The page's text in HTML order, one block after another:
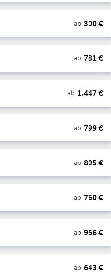
ab 300€
ab 781 €
ab 1.447 €
ab 799€
ab 805 €
ab 760€
ab 966€
ab 643 €